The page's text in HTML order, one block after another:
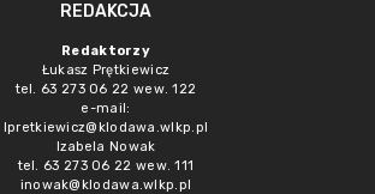
REDAKCJA
Redaktorzy
Łukasz Prętkiewicz
tel. 63 273 06 22 wew. 122
e-mail:
lpretkiewicz@klodawa.wlkp.pl
Izabela Nowak
tel. 63 273 06 22 wew. 111
inowak@klodawa.wlkp.pl